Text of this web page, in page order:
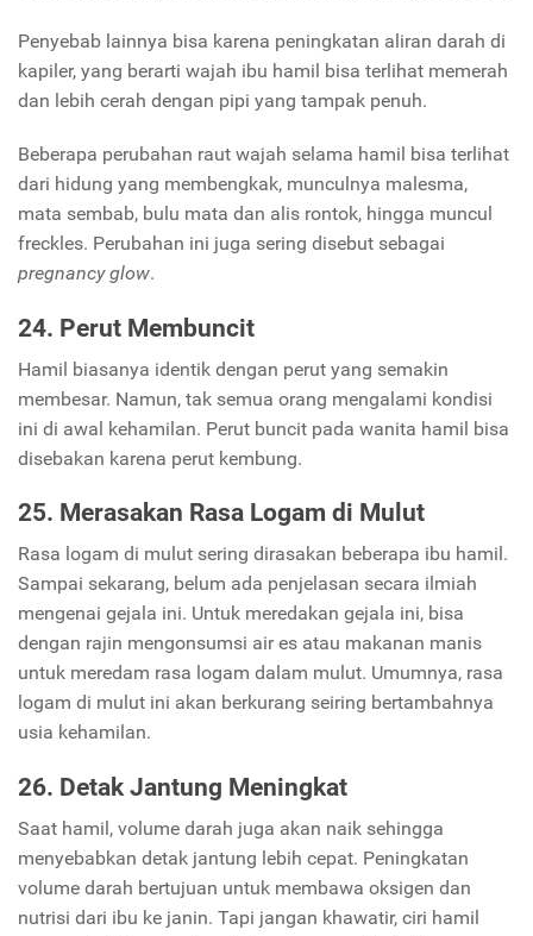
Penyebab lainnya bisa karena peningkatan aliran darah di
kapiler, yang berarti wajah ibu hamil bisa terlihat memerah
dan lebih cerah dengan pipi yang tampak penuh.
Beberapa perubahan raut wajah selama hamil bisa terlihat
dari hidung yang membengkak, munculnya malesma,
mata sembab, bulu mata dan alis rontok, hingga muncul
freckles. Perubahan ini juga sering disebut sebagai
pregnancy glow.
24. Perut Membuncit
Hamil biasanya identik dengan perut yang semakin
membesar. Namun, tak semua orang mengalami kondisi
ini di awal kehamilan. Perut buncit pada wanita hamil bisa
disebakan karena perut kembung.
25. Merasakan Rasa Logam di Mulut
Rasa logam di mulut sering dirasakan beberapa ibu hamil.
Sampai sekarang, belum ada penjelasan secara ilmiah
mengenai gejala ini. Untuk meredakan gejala ini, bisa
dengan rajin mengonsumsi air es atau makanan manis
untuk meredam rasa logam dalam mulut. Umumnya, rasa
logam di mulut ini akan berkurang seiring bertambahnya
usia kehamilan.
26. Detak Jantung Meningkat
Saat hamil, volume darah juga akan naik sehingga
menyebabkan detak jantung lebih cepat. Peningkatan
volume darah bertujuan untuk membawa oksigen dan
nutrisi dari ibu ke janin. Tapi jangan khawatir, ciri hamil